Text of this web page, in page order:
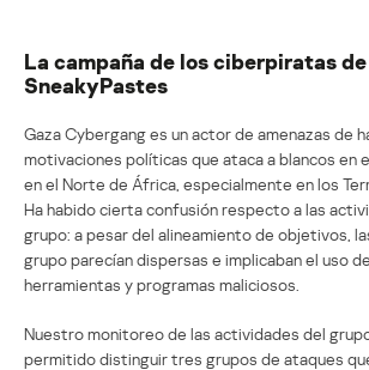
La campaña de los ciberpiratas de
SneakyPastes
Gaza Cybergang es un actor de amenazas de
motivaciones políticas que ataca a blancos en
en el Norte de África, especialmente en los
Ha habido cierta confusión respecto a las
grupo: a pesar del alineamiento de objetivos,
grupo parecían dispersas e implicaban el uso
herramientas y programas maliciosos.
Nuestro monitoreo de las actividades del
permitido distinguir tres grupos de ataques